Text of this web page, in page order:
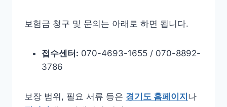
보험금 청구 및 문의는 아래로 하면 됩니다.
접수센터: 070-4693-1655 / 070-8892-
3786
보장 범위, 필요 서류 등은 경기도 홈페이지 나